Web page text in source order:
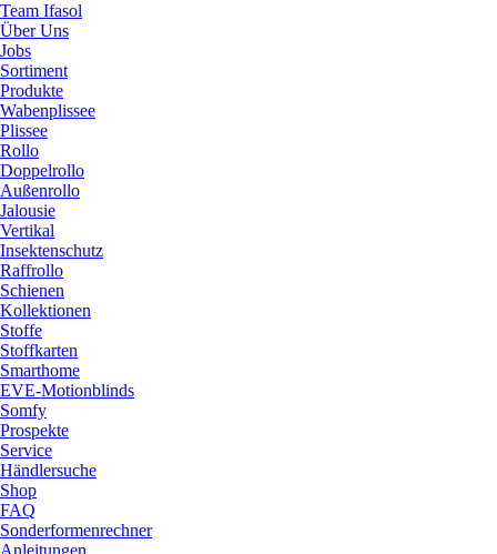
Team Ifasol
Über Uns
Jobs
Sortiment
Produkte
Wabenplissee
Plissee
Rollo
Doppelrollo
Außenrollo
Jalousie
Vertikal
Insektenschutz
Raffrollo
Schienen
Kollektionen
Stoffe
Stoffkarten
Smarthome
EVE-Motionblinds
Somfy
Prospekte
Service
Händlersuche
Shop
FAQ
Sonderformenrechner
Anleitungen